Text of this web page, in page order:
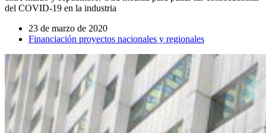
del COVID-19 en la industria
23 de marzo de 2020
Financiación proyectos nacionales y regionales